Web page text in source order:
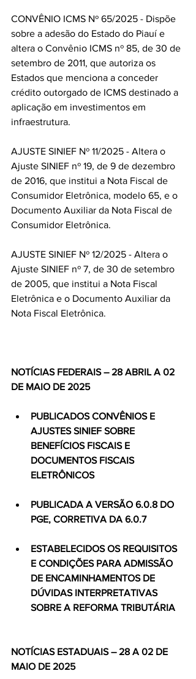
CONVÊNIO ICMS Nº 65/2025 - Dispõe
sobre a adesão do Estado do Piauí e
altera o Convênio ICMS nº 85, de 30 de
setembro de 2011, que autoriza os
Estados que menciona a conceder
crédito outorgado de ICMS destinado a
aplicação em investimentos em
infraestrutura.
AJUSTE SINIEF Nº 11/2025 - Altera o
Ajuste SINIEF nº 19, de 9 de dezembro
de 2016, que institui a Nota Fiscal de
Consumidor Eletrônica, modelo 65, e o
Documento Auxiliar da Nota Fiscal de
Consumidor Eletrônica.
AJUSTE SINIEF Nº 12/2025 - Altera o
Ajuste SINIEF nº 7, de 30 de setembro
de 2005, que institui a Nota Fiscal
Eletrônica e o Documento Auxiliar da
Nota Fiscal Eletrônica.
NOTÍCIAS FEDERAIS – 28 ABRIL A 02
DE MAIO DE 2025
PUBLICADOS CONVÊNIOS E
AJUSTES SINIEF SOBRE
BENEFÍCIOS FISCAIS E
DOCUMENTOS FISCAIS
ELETRÔNICOS
PUBLICADA A VERSÃO 6.0.8 DO
PGE, CORRETIVA DA 6.0.7
ESTABELECIDOS OS REQUISITOS
E CONDIÇÕES PARA ADMISSÃO
DE ENCAMINHAMENTOS DE
DÚVIDAS INTERPRETATIVAS
SOBRE A REFORMA TRIBUTÁRIA
NOTÍCIAS ESTADUAIS – 28 A 02 DE
MAIO DE 2025